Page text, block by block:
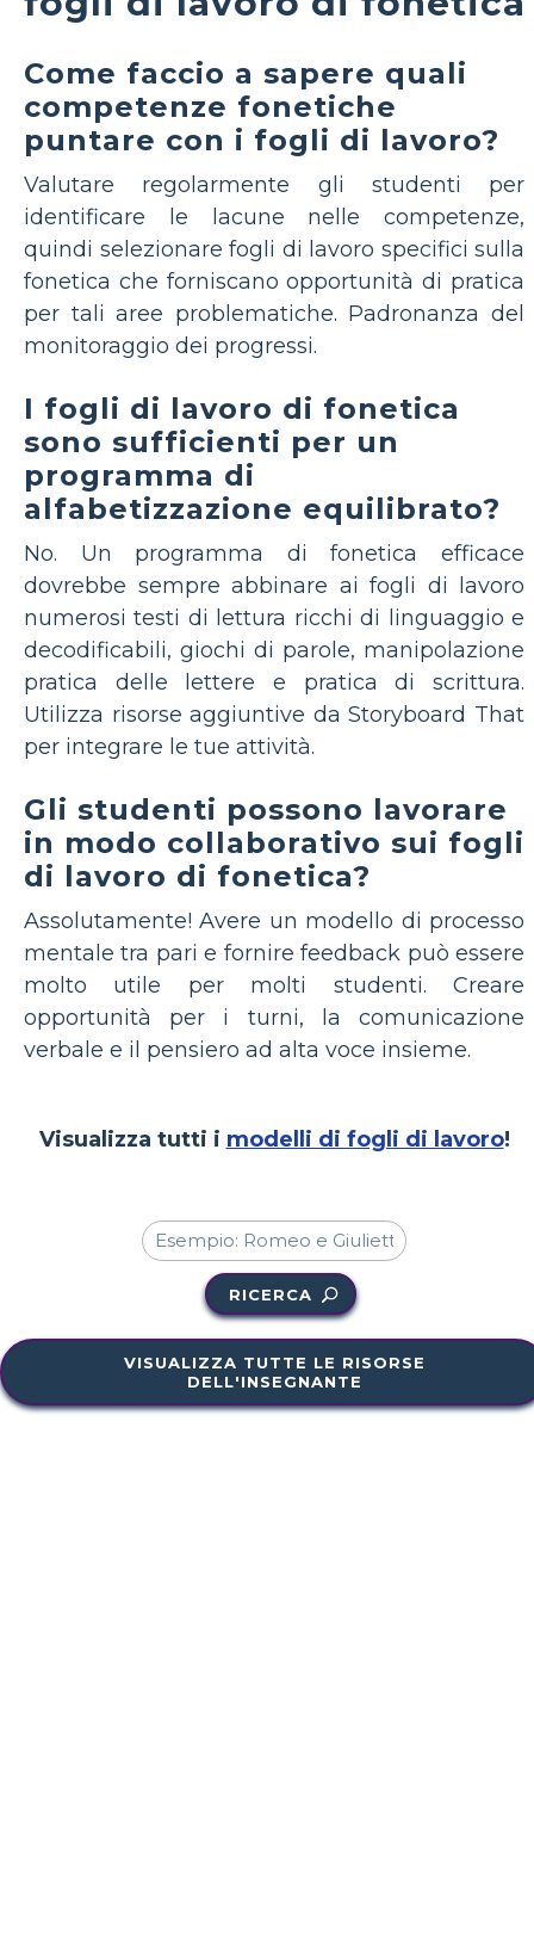
Come faccio a sapere quali
competenze fonetiche
puntare con i fogli di lavoro?
Valutare regolarmente gli studenti per
identificare le lacune nelle competenze,
quindi selezionare fogli di lavoro specifici sulla
fonetica che forniscano opportunità di pratica
per tali aree problematiche. Padronanza del
monitoraggio dei progressi.
I fogli di lavoro di fonetica
sono sufficienti per un
programma di
alfabetizzazione equilibrato?
No. Un programma di fonetica efficace
dovrebbe sempre abbinare ai fogli di lavoro
numerosi testi di lettura ricchi di linguaggio e
decodificabili, giochi di parole, manipolazione
pratica delle lettere e pratica di scrittura.
Utilizza risorse aggiuntive da Storyboard That
per integrare le tue attività.
Gli studenti possono lavorare
in modo collaborativo sui fogli
di lavoro di fonetica?
Assolutamente! Avere un modello di processo
mentale tra pari e fornire feedback può essere
molto utile per molti studenti. Creare
opportunità per i turni, la comunicazione
verbale e il pensiero ad alta voce insieme.
Visualizza tutti i modelli di fogli di lavoro!
RICERCA
VISUALIZZA TUTTE LE RISORSE
DELL'INSEGNANTE